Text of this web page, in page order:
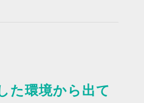
た環境から出て